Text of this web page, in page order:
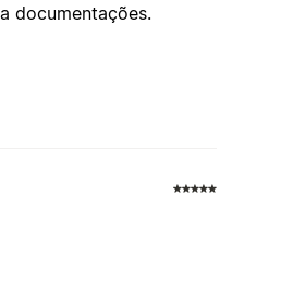
documentações.